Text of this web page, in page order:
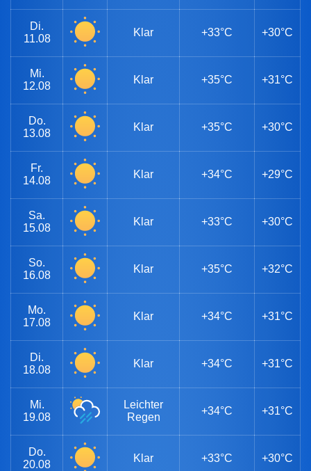
Di.
11.08
Klar +33°C +30°C
Mi.
12.08
Klar +35°C +31°C
Do.
13.08
Klar +35°C +30°C
Fr.
14.08
Klar +34°C +29°C
Sa.
15.08
Klar +33°C +30°C
So.
16.08
Klar +35°C +32°C
Mo.
17.08
Klar +34°C +31°C
Di.
18.08
Klar +34°C +31°C
Mi.
19.08
Leichter
Regen
+34°C +31°C
Do.
20.08
Klar +33°C +30°C